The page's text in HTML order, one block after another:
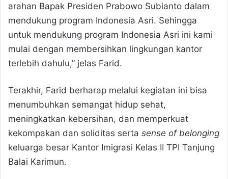
arahan Bapak Presiden Prabowo Subianto dalam
mendukung program Indonesia Asri. Sehingga
untuk mendukung program Indonesia Asri ini kami
mulai dengan membersihkan lingkungan kantor
terlebih dahulu,” jelas Farid.
Terakhir, Farid berharap melalui kegiatan ini bisa
menumbuhkan semangat hidup sehat,
meningkatkan kebersihan, dan memperkuat
kekompakan dan soliditas serta sense of belonging
keluarga besar Kantor Imigrasi Kelas II TPI Tanjung
Balai Karimun.